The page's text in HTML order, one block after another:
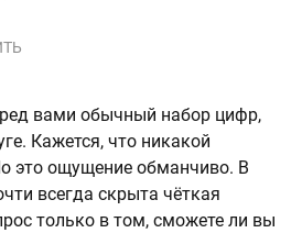
вами обычный набор цифр,
Кажется, что никакой
это ощущение обманчиво. В
всегда скрыта чёткая
только в том, сможете ли вы